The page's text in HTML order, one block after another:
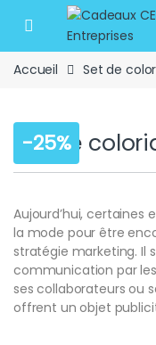
Skip to navigation
Skip to content
Open
Accueil Set de
-25%
Set de
Aujourd’hui, certaines
la mode pour être
stratégie marketing. Il
communication par
ses collaborateurs ou
offrent un objet